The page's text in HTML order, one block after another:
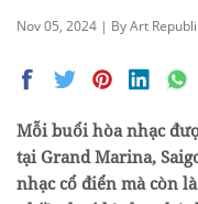
Nov 05, 2024 | By Art
Mỗi buổi hòa nhạc
tại Grand Marina,
nhạc cổ điển mà còn